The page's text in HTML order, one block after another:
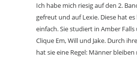
Ich habe mich riesig auf den 2.
gefreut und auf Lexie. Diese hat es
einfach. Sie studiert in Amber
Clique Em, Will und Jake. Durch
hat sie eine Regel: Männer